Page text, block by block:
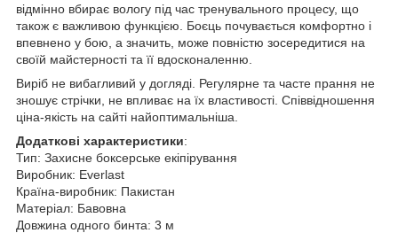
відмінно вбирає вологу під час тренувального процесу, що
також є важливою функцією.
Боєць почувається комфортно і
впевнено у бою, а значить, може повністю зосередитися на
своїй майстерності та її вдосконаленню.
Виріб не вибагливий у догляді. Регулярне та часте прання не
зношує стрічки, не впливає на їх властивості. Співвідношення
ціна-якість на сайті найоптимальніша.
Додаткові характеристики:
Тип: Захисне боксерське екіпірування
Виробник: Everlast
Країна-виробник: Пакистан
Матеріал: Бавовна
Довжина одного бинта: 3 м